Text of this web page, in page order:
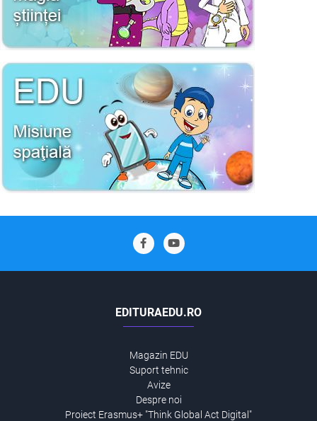
EDITURAEDU.RO
Magazin EDU
Suport tehnic
Avize
Despre noi
Proiect Erasmus+ "Think Global Act Digital"